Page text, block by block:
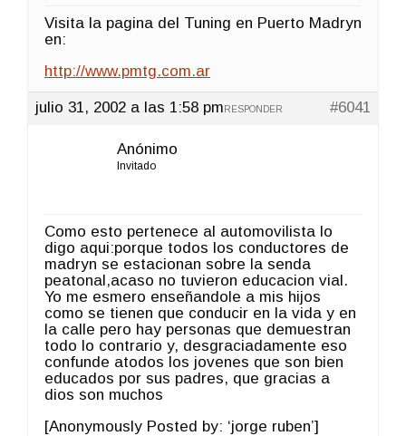
Visita la pagina del Tuning en Puerto Madryn
en:
http://www.pmtg.com.ar
julio 31, 2002 a las 1:58 pm #6041
RESPONDER
Anónimo
Invitado
Como esto pertenece al automovilista lo
digo aqui:porque todos los conductores de
madryn se estacionan sobre la senda
peatonal,acaso no tuvieron educacion vial.
Yo me esmero enseñandole a mis hijos
como se tienen que conducir en la vida y en
la calle pero hay personas que demuestran
todo lo contrario y, desgraciadamente eso
confunde atodos los jovenes que son bien
educados por sus padres, que gracias a
dios son muchos
[Anonymously Posted by: ‘jorge ruben’]